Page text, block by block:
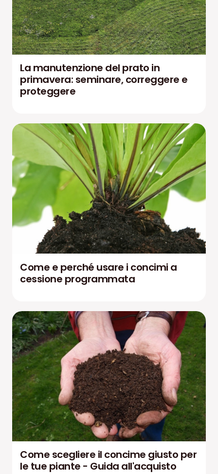
La manutenzione del prato in
primavera: seminare, correggere e
proteggere
Come e perché usare i concimi a
cessione programmata
Come scegliere il concime giusto per
le tue piante - Guida all'acquisto